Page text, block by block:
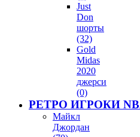
Just
Don
шорты
(32)
Gold
Midas
2020
джерси
(0)
РЕТРО ИГРОКИ
Майкл
Джордан